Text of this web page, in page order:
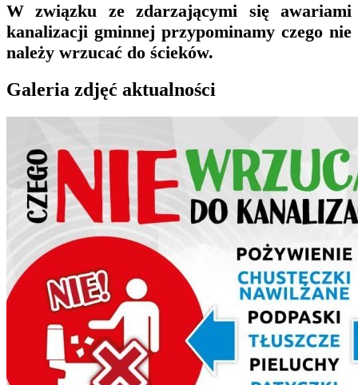
W związku ze zdarzającymi się awariami
kanalizacji gminnej przypominamy czego nie
należy wrzucać do ścieków.
Galeria zdjęć aktualności